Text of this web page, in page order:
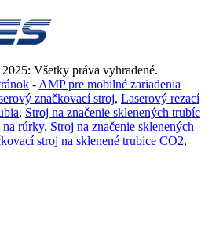
Všetky práva vyhradené.
- AMP pre mobilné zariadenia
značkovací stroj, Laserový rezací
, Stroj na značenie sklenených trubíc
na rúrky, Stroj na značenie sklenených
stroj na sklenené trubice CO2,